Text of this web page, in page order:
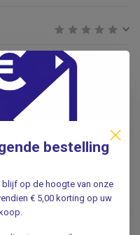
x 120cm
bestelling
op de hoogte van onze
€ 5,00 korting op uw